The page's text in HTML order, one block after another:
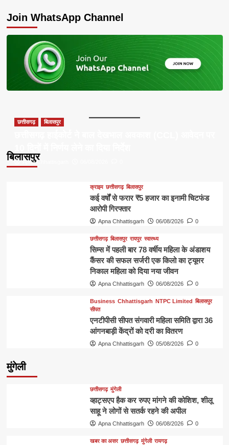
Join WhatsApp Channel
बिलासपुर
छत्तीसगढ़ बिलासपुर
Apna Chhattisgarh
क्राइम छत्तीसगढ़ बिलासपुर
कई वर्षों से फरार ₹5 हजार का इनामी चिटफंड
आरोपी गिरफ्तार
Apna Chhattisgarh 06/08/2026 0
छत्तीसगढ़ बिलासपुर रायपुर स्वास्थ्य
सिम्स में पहली बार 78 वर्षीय महिला के अंडाशय
कैंसर की सफल सर्जरी एक किलो का ट्यूमर
निकाल महिला को दिया नया जीवन
Apna Chhattisgarh 06/08/2026 0
Business Chhattisgarh NTPC Limited बिलासपुर
सीपत
एनटीपीसी सीपत संगवारी महिला समिति द्वारा 36
आंगनबाड़ी केंद्रों को दरी का वितरण
Apna Chhattisgarh 05/08/2026 0
मुंगेली
छत्तीसगढ़ मुंगेली
व्हाट्सएप हैक कर रुपए मांगने की कोशिश, शीलू
साहू ने लोगों से सतर्क रहने की अपील
Apna Chhattisgarh 06/08/2026 0
खबर का असर छत्तीसगढ़ मुंगेली रायगढ़